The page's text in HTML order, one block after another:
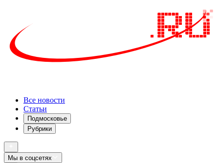
Все новости
Статьи
Подмосковье
Рубрики
Мы в соцсетях